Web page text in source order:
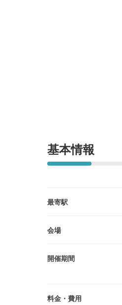
基本情報
最寄駅
会場
開催期間
料金・費用